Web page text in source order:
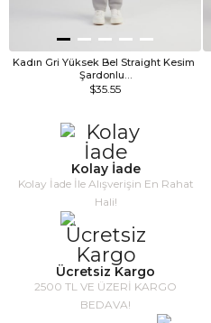
Kadın Gri Yüksek Bel Straight Kesim
Şardonlu…
$35.55
Kolay İade
Kolay İade İle Alışverişin En Rahat
Hali!
Ücretsiz Kargo
2500 TL VE ÜZERİ KARGO
BEDAVA!